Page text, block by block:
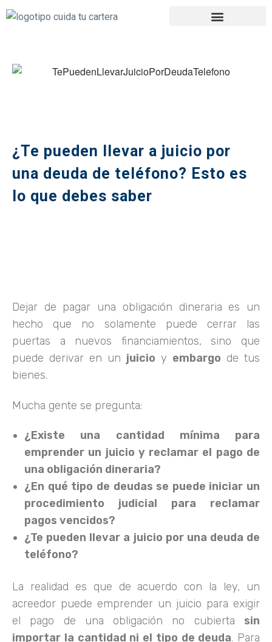
¿Te pueden llevar a juicio por
una deuda de teléfono? Esto es
lo que debes saber
Dejar de pagar una obligación dineraria es un
hecho que no solamente puede cerrar las
puertas a nuevos financiamientos, sino que
puede derivar en un juicio y embargo de tus
bienes.
Mucha gente se pregunta:
¿Existe una cantidad mínima para
emprender un juicio y reclamar el pago de
una obligación dineraria?
¿En qué tipo de deudas se puede iniciar un
procedimiento judicial para reclamar
pagos vencidos?
¿Te pueden llevar a juicio por una deuda de
teléfono?
La realidad es que de acuerdo con la ley, un
acreedor puede emprender un juicio para exigir
el pago de una obligación no cubierta sin
importar la cantidad ni el tipo de deuda. Para